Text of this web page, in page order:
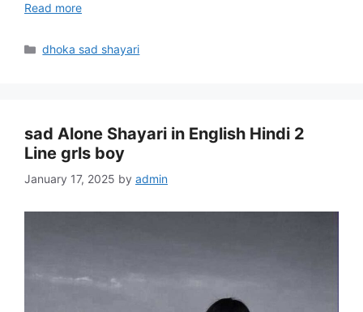
Read more
Categories
dhoka sad shayari
sad Alone Shayari in English Hindi 2
Line grls boy
January 17, 2025 by admin